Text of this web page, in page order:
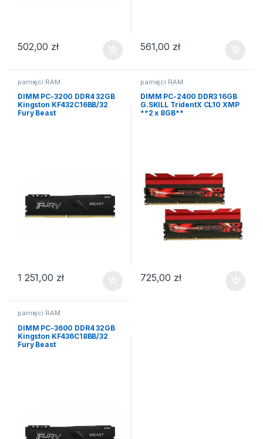
502,00 zł 561,00 zł
pamięci RAM
DIMM PC-3200 DDR4 32GB
Kingston KF432C16BB/32
Fury Beast
1 251,00 zł
pamięci RAM
DIMM PC-2400 DDR3 16GB
G.SKILL TridentX CL10 XMP
**2 x 8GB**
725,00 zł
pamięci RAM
DIMM PC-3600 DDR4 32GB
Kingston KF436C18BB/32
Fury Beast